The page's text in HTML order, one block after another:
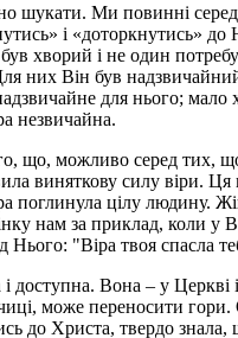
шукати. Ми повинні
і «доторкнутись»
хворий і не один
них Він був
для нього; мало
незвичайна.
що, можливо серед тих,
виняткову силу віри.
поглинула цілу людину.
нам за приклад, коли
Нього: "Віра твоя спасла
і доступна. Вона – у
може переносити
до Христа, твердо